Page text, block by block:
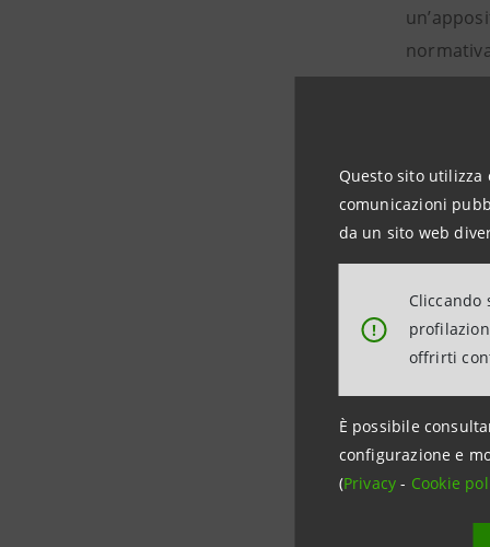
Questo sito utilizza
comunicazioni
da un sito web
!
Cliccando
offrirti
È possibile
configurazione e
(Privacy- Cookie